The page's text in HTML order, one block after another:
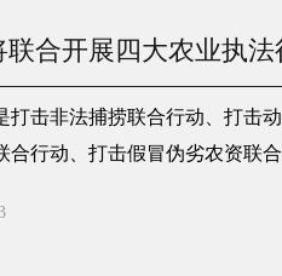
联合开展四大农业执法
打击非法捕捞联合行动、打击
合行动、打击假冒伪劣农资联合